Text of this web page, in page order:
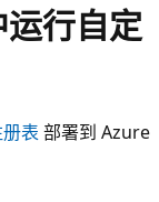
行自定
表 部署到 Azure